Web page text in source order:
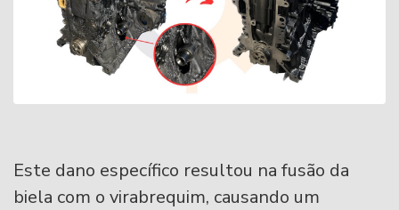
Este dano específico resultou na fusão da
biela com o virabrequim, causando um